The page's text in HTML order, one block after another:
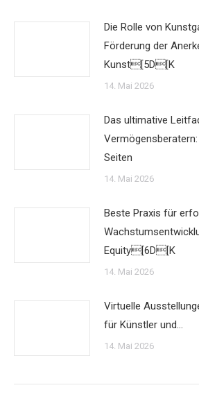
Die Rolle von
Förderung der
Kunst[5D[K
14. Mai 2026
Das ultimative
Seiten
14. Mai 2026
Beste Praxis für
Equity[6D[K
14. Mai 2026
Virtuelle
für Künstler und…
14. Mai 2026